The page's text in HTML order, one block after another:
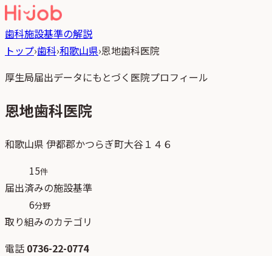
歯科施設基準の解説
トップ›歯科›和歌山県›恩地歯科医院
厚生局届出データにもとづく医院プロフィール
恩地歯科医院
和歌山県 伊都郡かつらぎ町大谷１４６
15件
届出済みの施設基準
6分野
取り組みのカテゴリ
電話 0736-22-0774